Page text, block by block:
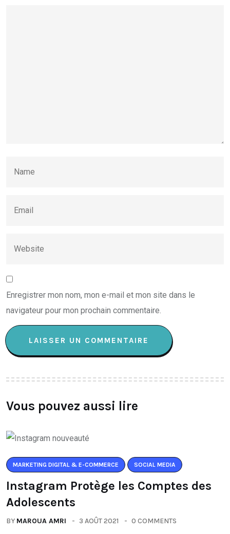
Enregistrer mon nom, mon e-mail et mon site dans le
navigateur pour mon prochain commentaire.
Vous pouvez aussi lire
MARKETING DIGITAL & E-COMMERCE SOCIAL MEDIA
Instagram Protège les Comptes des
Adolescents
BY MAROUA AMRI 3 AOÛT 2021 0 COMMENTS